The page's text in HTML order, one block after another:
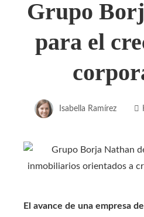
Grupo
para el
Isabella Ramírez
El avance de una empresa